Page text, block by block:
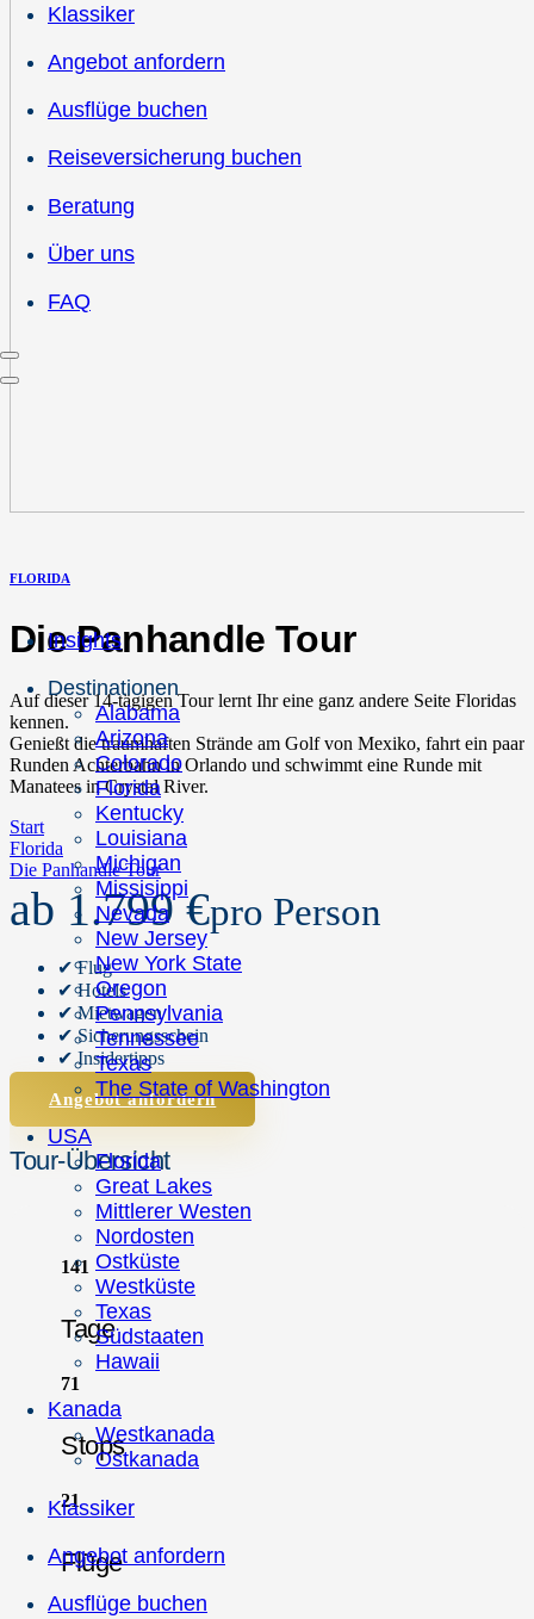
Klassiker
Angebot anfordern
Ausflüge buchen
Reiseversicherung buchen
Beratung
Über uns
FAQ
Insights
Destinationen
Alabama
Arizona
Colorado
Florida
Kentucky
Louisiana
Michigan
Missisippi
Nevada
New Jersey
New York State
Oregon
Pennsylvania
Tennessee
Texas
The State of Washington
USA
Florida
Great Lakes
Mittlerer Westen
Nordosten
Ostküste
Westküste
Texas
Südstaaten
Hawaii
Kanada
Westkanada
Ostkanada
Klassiker
Angebot anfordern
Ausflüge buchen
FLORIDA
Die Panhandle Tour
Auf dieser 14-tägigen Tour lernt Ihr eine ganz andere Seite Floridas
kennen.
Genießt die traumhaften Strände am Golf von Mexiko, fahrt ein paar
Runden Achterbahn in Orlando und schwimmt eine Runde mit
Manatees in Crystal River.
Start
Florida
Die Panhandle Tour
ab 1.799 €pro Person
✔ Flug
✔ Hotels
✔ Mietwagen
✔ Sicherungsschein
✔ Insidertipps
Angebot anfordern
Tour-Übersicht
141
Tage
71
Stops
21
Flüge